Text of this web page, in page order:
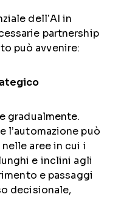
dell’AI in
partnership
può avvenire:
gradualmente.
l’automazione può
aree in cui i
e inclini agli
e passaggi
decisionale,